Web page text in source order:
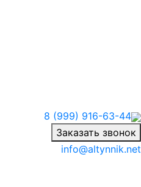
8 (999) 916-63-44
Заказать звонок
info@altynnik.net